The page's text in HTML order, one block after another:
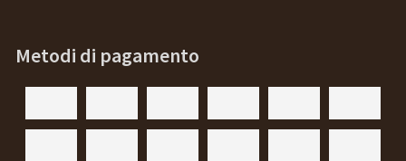
Metodi di pagamento